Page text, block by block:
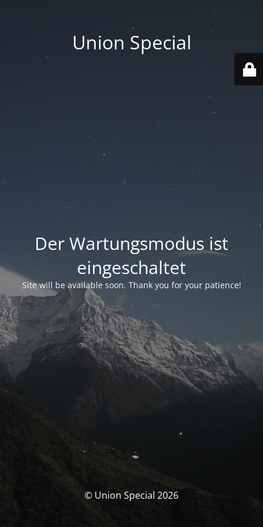
Union Special
Der Wartungsmodus ist
eingeschaltet
Site will be available soon. Thank you for your patience!
© Union Special 2026